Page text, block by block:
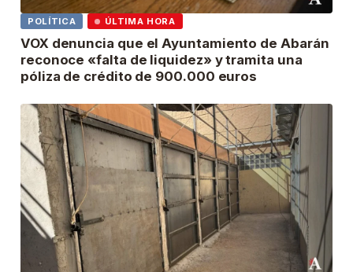
POLÍTICA ÚLTIMA HORA
VOX denuncia que el Ayuntamiento de Abarán
reconoce «falta de liquidez» y tramita una
póliza de crédito de 900.000 euros